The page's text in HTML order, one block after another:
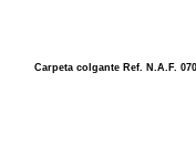
Carpeta colgante Ref. N.A.F.